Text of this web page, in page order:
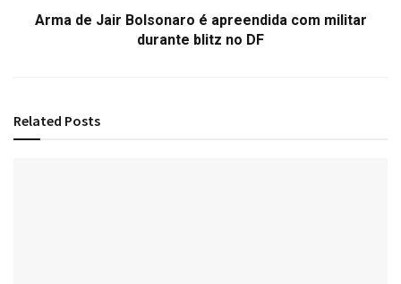
Arma de Jair Bolsonaro é apreendida com militar
durante blitz no DF
Related Posts